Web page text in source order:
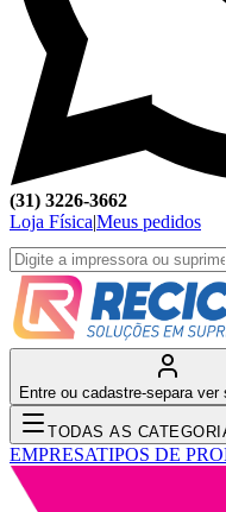
(31) 3226-3662
Loja Física|Meus pedidos
Entre ou cadastre-separa ver
TODAS AS
EMPRESATIPOS DE